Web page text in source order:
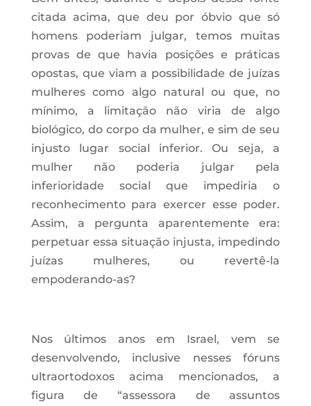
citada acima, que deu por óbvio que só
homens poderiam julgar, temos muitas
provas de que havia posições e práticas
opostas, que viam a possibilidade de juízas
mulheres como algo natural ou que, no
mínimo, a limitação não viria de algo
biológico, do corpo da mulher, e sim de seu
injusto lugar social inferior. Ou seja, a
mulher não poderia julgar pela
inferioridade social que impediria o
reconhecimento para exercer esse poder.
Assim, a pergunta aparentemente era:
perpetuar essa situação injusta, impedindo
juízas mulheres, ou revertê-la
empoderando-as?
Nos últimos anos em Israel, vem se
desenvolvendo, inclusive nesses fóruns
ultraortodoxos acima mencionados, a
figura de “assessora de assuntos